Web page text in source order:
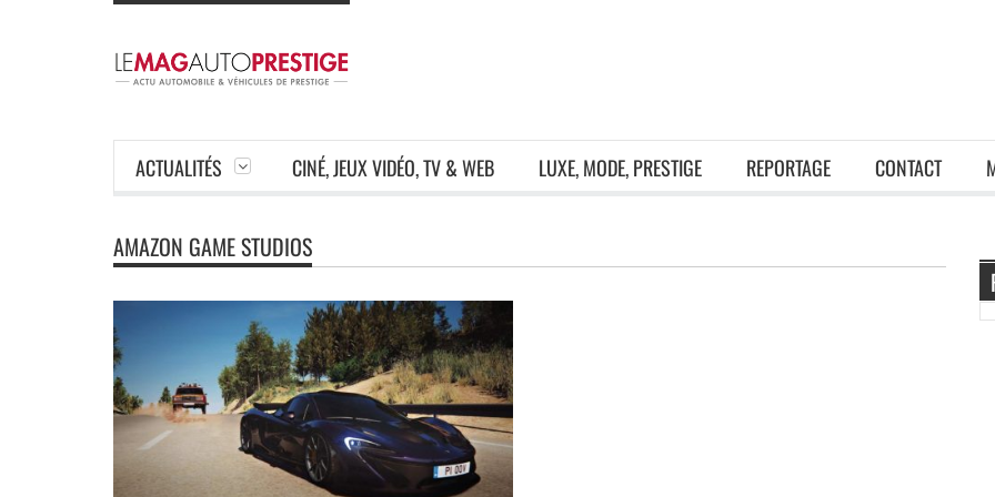
ACTUALITÉS CINÉ, JEUX VIDÉO, TV & WEB LUXE, MODE, PRESTIGE REPORTAGE CONTACT
AMAZON GAME STUDIOS